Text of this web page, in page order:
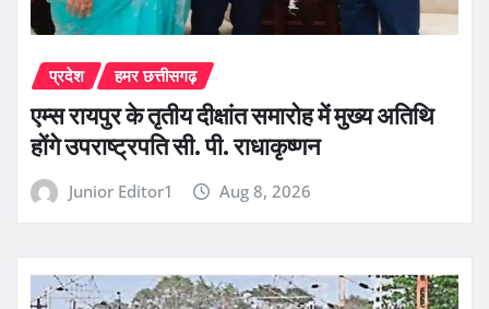
प्रदेश हमर छत्तीसगढ़
एम्स रायपुर के तृतीय दीक्षांत समारोह में मुख्य अतिथि
होंगे उपराष्ट्रपति सी. पी. राधाकृष्णन
Junior Editor1 Aug 8, 2026